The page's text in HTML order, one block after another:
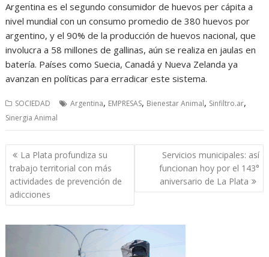
Argentina es el segundo consumidor de huevos per cápita a
nivel mundial con un consumo promedio de 380 huevos por
argentino, y el 90% de la producción de huevos nacional, que
involucra a 58 millones de gallinas, aún se realiza en jaulas en
batería. Países como Suecia, Canadá y Nueva Zelanda ya
avanzan en políticas para erradicar este sistema.
SOCIEDAD Argentina, EMPRESAS, Bienestar Animal, Sinfiltro.ar,
Sinergia Animal
Navegación
de
entradas
La Plata profundiza su
trabajo territorial con más
actividades de prevención de
adicciones
Servicios municipales: así
funcionan hoy por el 143°
aniversario de La Plata